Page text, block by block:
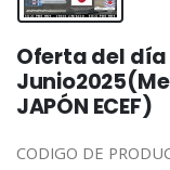
Oferta del día
JAPÓN ECEF)
CODIGO DE